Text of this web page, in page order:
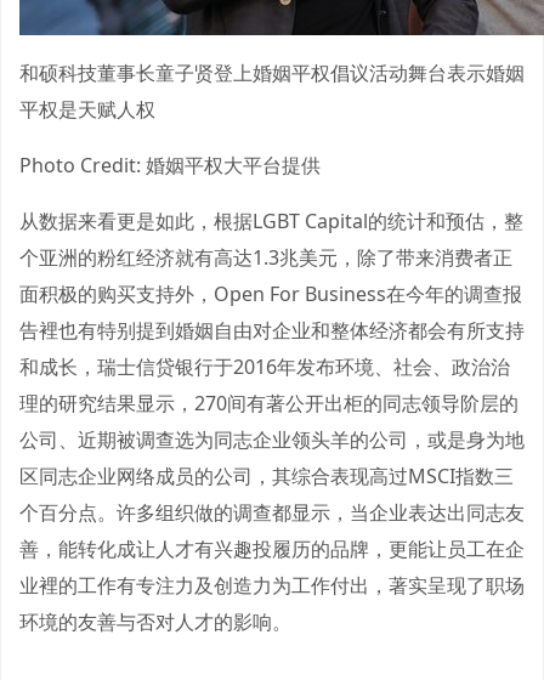
和硕科技董事长童子贤登上婚姻平权倡议活动舞台表示婚姻
平权是天赋人权
Photo Credit: 婚姻平权大平台提供
从数据来看更是如此，根据LGBT Capital的统计和预估，整
个亚洲的粉红经济就有高达1.3兆美元，除了带来消费者正
面积极的购买支持外，Open For Business在今年的调查报
告裡也有特别提到婚姻自由对企业和整体经济都会有所支持
和成长，瑞士信贷银行于2016年发布环境、社会、政治治
理的研究结果显示，270间有著公开出柜的同志领导阶层的
公司、近期被调查选为同志企业领头羊的公司，或是身为地
区同志企业网络成员的公司，其综合表现高过MSCI指数三
个百分点。许多组织做的调查都显示，当企业表达出同志友
善，能转化成让人才有兴趣投履历的品牌，更能让员工在企
业裡的工作有专注力及创造力为工作付出，著实呈现了职场
环境的友善与否对人才的影响。